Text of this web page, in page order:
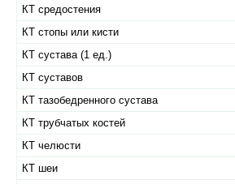
КТ средостения
КТ стопы или кисти
КТ сустава (1 ед.)
КТ суставов
КТ тазобедренного сустава
КТ трубчатых костей
КТ челюсти
КТ шеи